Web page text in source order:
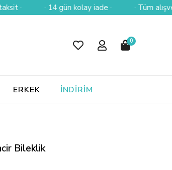
· 14 gün kolay iade · · Tüm
0
ERKEK İNDİRİM
Bileklik